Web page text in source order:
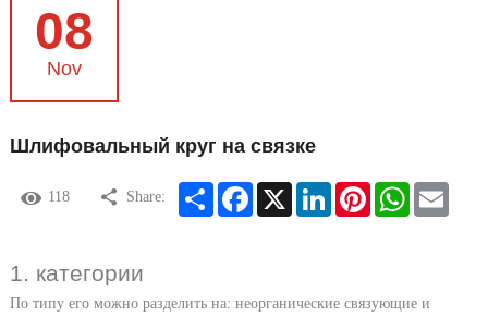
08
Nov
Шлифовальный круг на связке
118 Share: Share Facebook LinkedIn Pinterest WhatsApp
1. категории
По типу его можно разделить на: неорганические связующие и